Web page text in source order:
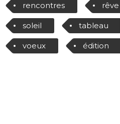
rencontres rêve
soleil tableau
voeux édition